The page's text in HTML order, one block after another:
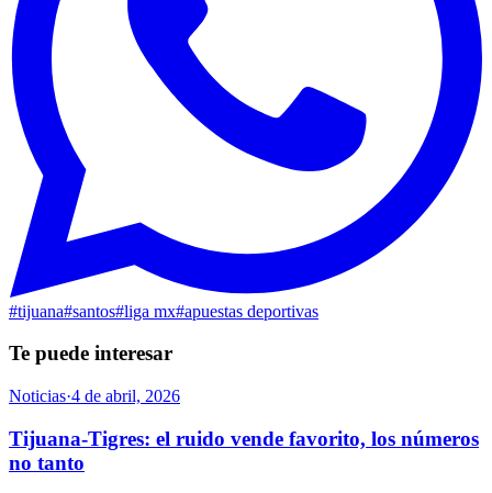
#tijuana#santos#liga mx#apuestas deportivas
Te puede interesar
Noticias·4 de abril, 2026
Tijuana-Tigres: el ruido vende favorito, los números
no tanto